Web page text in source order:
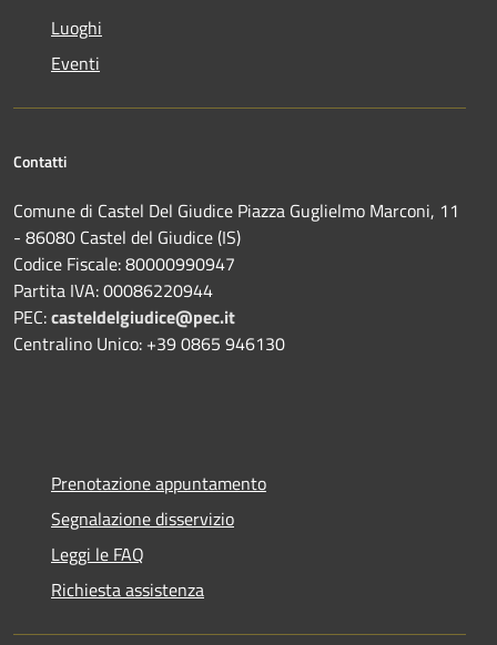
Luoghi
Eventi
Contatti
Comune di Castel Del Giudice Piazza Guglielmo Marconi, 11
- 86080 Castel del Giudice (IS)
Codice Fiscale: 80000990947
Partita IVA: 00086220944
PEC:casteldelgiudice@pec.it
Centralino Unico: +39 0865 946130
Prenotazione appuntamento
Segnalazione disservizio
Leggi le FAQ
Richiesta assistenza